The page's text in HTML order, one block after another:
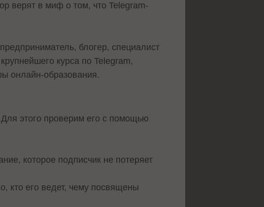
верят в миф о том, что Telegram-
блогер, специалист
курса по Telegram,
онлайн-образования.
этого проверим его с помощью
которое подписчик не потеряет
кто его ведет, чему посвящены